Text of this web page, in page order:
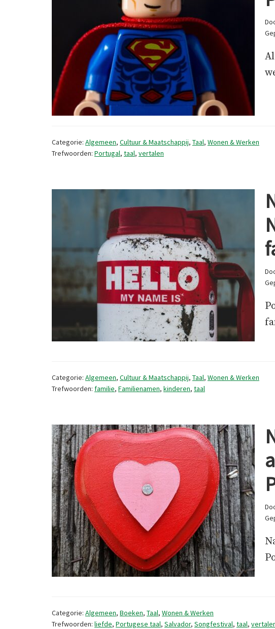
Categorie: Algemeen, Cultuur & Maatschappij, Taal, Wonen & Werken
Trefwoorden: Portugal, taal, vertalen
Categorie: Algemeen, Cultuur & Maatschappij, Taal, Wonen & Werken
Trefwoorden: familie, Familienamen, kinderen, taal
Categorie: Algemeen, Boeken, Taal, Wonen & Werken
Trefwoorden: liefde, Portugese taal, Salvador, Songfestival, taal,